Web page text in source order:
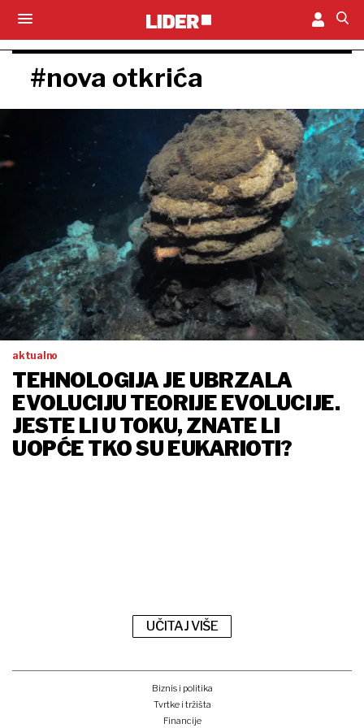
#nova otkrića
aktualno
TEHNOLOGIJA JE UBRZALA
EVOLUCIJU TEORIJE EVOLUCIJE.
JESTE LI U TOKU, ZNATE LI
UOPĆE TKO SU EUKARIOTI?
UČITAJ VIŠE
Biznis i politika
Tvrtke i tržišta
Financije